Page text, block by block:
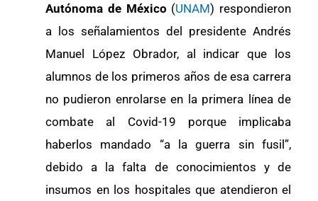
Autónoma de México (UNAM) respondieron
a los señalamientos del presidente Andrés
Manuel López Obrador, al indicar que los
alumnos de los primeros años de esa carrera
no pudieron enrolarse en la primera línea de
combate al Covid-19 porque implicaba
haberlos mandado “a la guerra sin fusil”,
debido a la falta de conocimientos y de
insumos en los hospitales que atendieron el